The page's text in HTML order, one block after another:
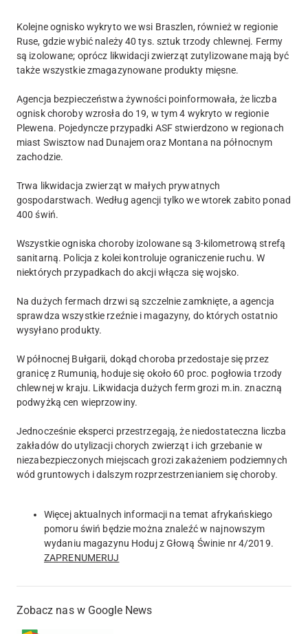
Kolejne ognisko wykryto we wsi Braszlen, również w regionie
Ruse, gdzie wybić należy 40 tys. sztuk trzody chlewnej. Fermy
są izolowane; oprócz likwidacji zwierząt zutylizowane mają być
także wszystkie zmagazynowane produkty mięsne.
Agencja bezpieczeństwa żywności poinformowała, że liczba
ognisk choroby wzrosła do 19, w tym 4 wykryto w regionie
Plewena. Pojedyncze przypadki ASF stwierdzono w regionach
miast Swisztow nad Dunajem oraz Montana na północnym
zachodzie.
Trwa likwidacja zwierząt w małych prywatnych
gospodarstwach. Według agencji tylko we wtorek zabito ponad
400 świń.
Wszystkie ogniska choroby izolowane są 3-kilometrową strefą
sanitarną. Policja z kolei kontroluje ograniczenie ruchu. W
niektórych przypadkach do akcji włącza się wojsko.
Na dużych fermach drzwi są szczelnie zamknięte, a agencja
sprawdza wszystkie rzeźnie i magazyny, do których ostatnio
wysyłano produkty.
W północnej Bułgarii, dokąd choroba przedostaje się przez
granicę z Rumunią, hoduje się około 60 proc. pogłowia trzody
chlewnej w kraju. Likwidacja dużych ferm grozi m.in. znaczną
podwyżką cen wieprzowiny.
Jednocześnie eksperci przestrzegają, że niedostateczna liczba
zakładów do utylizacji chorych zwierząt i ich grzebanie w
niezabezpieczonych miejscach grozi zakażeniem podziemnych
wód gruntowych i dalszym rozprzestrzenianiem się choroby.
Więcej aktualnych informacji na temat afrykańskiego
pomoru świń będzie można znaleźć w najnowszym
wydaniu magazynu Hoduj z Głową Świnie nr 4/2019.
ZAPRENUMERUJ
Zobacz nas w Google News